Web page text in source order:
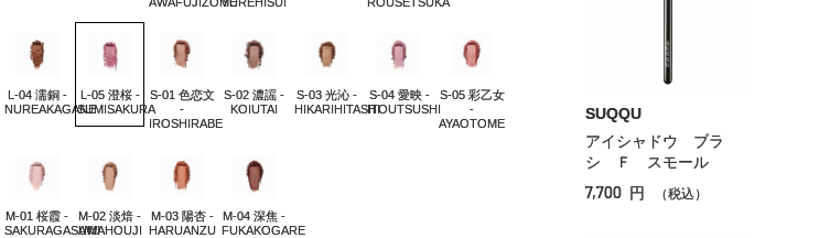
L-04 濡銅 -
NUREAKAGANE
L-05 澄桜 -
SUMISAKURA
S-01 色恋文
-
IROSHIRABE
S-02 濃謡 -
KOIUTAI
S-03 光沁 -
HIKARIHITASHI
S-04 愛映 -
ITOUTSUSHI
S-05 彩乙女
-
AYAOTOME
M-01 桜霞 -
SAKURAGASUMI
M-02 淡焙 -
AWAHOUJI
M-03 陽杏 -
HARUANZU
M-04 深焦 -
FUKAKOGARE
SUQQU
アイシャドウ ブラ
シ Ｆ スモール
7,700 円 （税込）